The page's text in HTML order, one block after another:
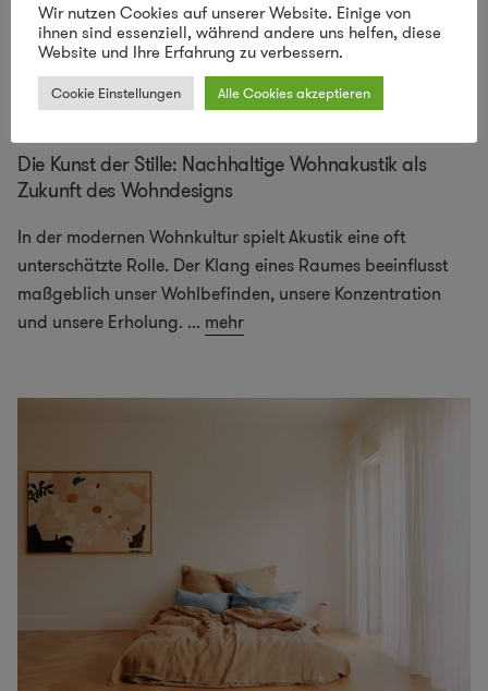
Die Kunst der Stille: Nachhaltige Wohnakustik als
Zukunft des Wohndesigns
In der modernen Wohnkultur spielt Akustik eine oft
unterschätzte Rolle. Der Klang eines Raumes beeinflusst
maßgeblich unser Wohlbefinden, unsere Konzentration
und unsere Erholung. ... mehr
Wir nutzen Cookies auf unserer Website. Einige von
ihnen sind essenziell, während andere uns helfen, diese
Website und Ihre Erfahrung zu verbessern.
Cookie Einstellungen Alle Cookies akzeptieren